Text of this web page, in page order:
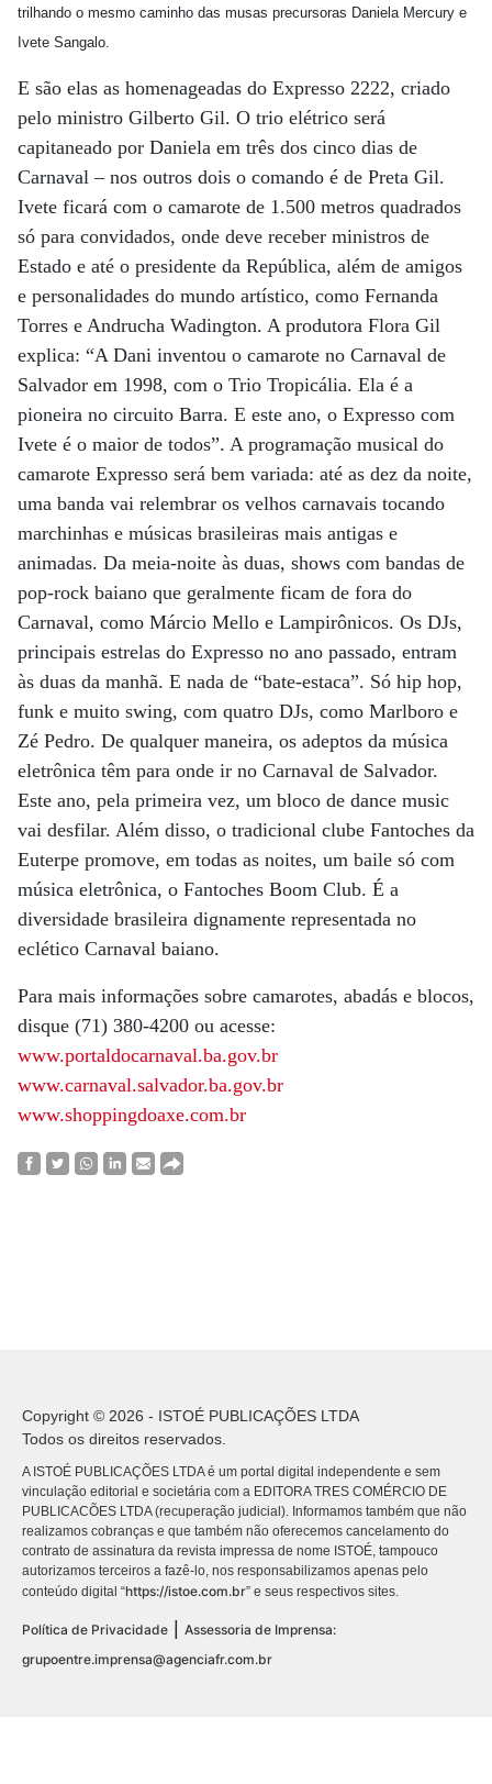
trilhando o mesmo caminho das musas precursoras Daniela Mercury e
Ivete Sangalo.
E são elas as homenageadas do Expresso 2222, criado
pelo ministro Gilberto Gil. O trio elétrico será
capitaneado por Daniela em três dos cinco dias de
Carnaval – nos outros dois o comando é de Preta Gil.
Ivete ficará com o camarote de 1.500 metros quadrados
só para convidados, onde deve receber ministros de
Estado e até o presidente da República, além de amigos
e personalidades do mundo artístico, como Fernanda
Torres e Andrucha Wadington. A produtora Flora Gil
explica: “A Dani inventou o camarote no Carnaval de
Salvador em 1998, com o Trio Tropicália. Ela é a
pioneira no circuito Barra. E este ano, o Expresso com
Ivete é o maior de todos”. A programação musical do
camarote Expresso será bem variada: até as dez da noite,
uma banda vai relembrar os velhos carnavais tocando
marchinhas e músicas brasileiras mais antigas e
animadas. Da meia-noite às duas, shows com bandas de
pop-rock baiano que geralmente ficam de fora do
Carnaval, como Márcio Mello e Lampirônicos. Os DJs,
principais estrelas do Expresso no ano passado, entram
às duas da manhã. E nada de “bate-estaca”. Só hip hop,
funk e muito swing, com quatro DJs, como Marlboro e
Zé Pedro. De qualquer maneira, os adeptos da música
eletrônica têm para onde ir no Carnaval de Salvador.
Este ano, pela primeira vez, um bloco de dance music
vai desfilar. Além disso, o tradicional clube Fantoches da
Euterpe promove, em todas as noites, um baile só com
música eletrônica, o Fantoches Boom Club. É a
diversidade brasileira dignamente representada no
eclético Carnaval baiano.
Para mais informações sobre camarotes, abadás e blocos,
disque (71) 380-4200 ou acesse:
www.portaldocarnaval.ba.gov.br
www.carnaval.salvador.ba.gov.br
www.shoppingdoaxe.com.br
Copyright © 2026 - ISTOÉ PUBLICAÇÕES LTDA
Todos os direitos reservados.
A ISTOÉ PUBLICAÇÕES LTDA é um portal digital independente e sem
vinculação editorial e societária com a EDITORA TRES COMÉRCIO DE
PUBLICACÕES LTDA (recuperação judicial). Informamos também que não
realizamos cobranças e que também não oferecemos cancelamento do
contrato de assinatura da revista impressa de nome ISTOÉ, tampouco
autorizamos terceiros a fazê-lo, nos responsabilizamos apenas pelo
conteúdo digital “https://istoe.com.br” e seus respectivos sites.
Política de Privacidade
Assessoria de Imprensa:
grupoentre.imprensa@agenciafr.com.br